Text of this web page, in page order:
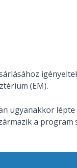
(EM).
ugyanakkor
a